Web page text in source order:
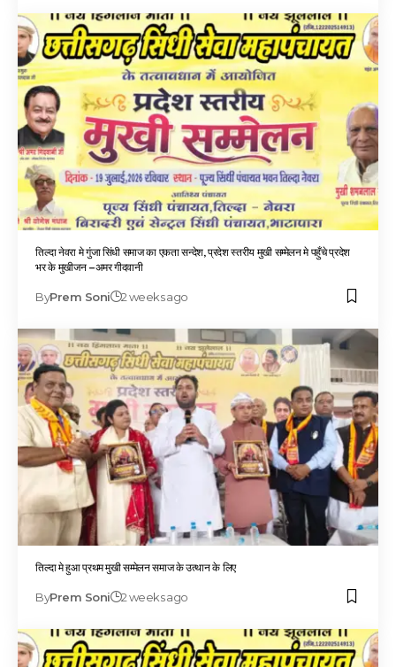
तिल्दा नेवरा मे गुंजा सिंधी समाज का एकता सन्देश, प्रदेश स्तरीय मुखी सम्मेलन मे पहुँचे प्रदेश
भर के मुखीजन –अमर गीदवानी
ByPrem Soni 2 weeks ago
तिल्दा मे हुआ प्रथम मुखी सम्मेलन समाज के उत्थान के लिए
ByPrem Soni 2 weeks ago